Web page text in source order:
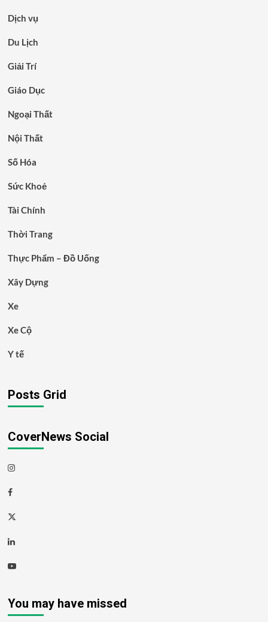
Dịch vụ
Du Lịch
Giải Trí
Giáo Dục
Ngoại Thất
Nội Thất
Số Hóa
Sức Khoẻ
Tài Chính
Thời Trang
Thực Phẩm – Đồ Uống
Xây Dựng
Xe
Xe Cộ
Y tế
Posts Grid
CoverNews Social
Instagram
Facebook
Twitter
Linkedin
Youtube
You may have missed